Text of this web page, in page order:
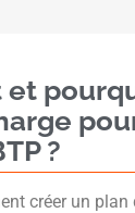
et
?
créer un plan